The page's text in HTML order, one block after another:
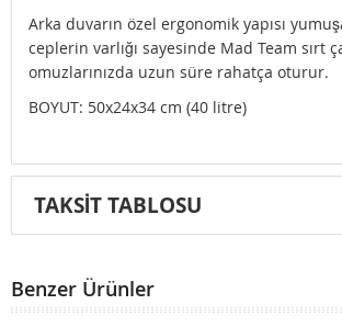
Arka duvarın özel ergonomik yapısı
ceplerin varlığı sayesinde Mad Team sırt
omuzlarınızda uzun süre rahatça oturur.
BOYUT: 50x24x34 cm (40 litre)
TAKSIT TABLOSU
Benzer Ürünler